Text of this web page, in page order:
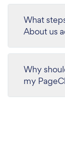
What
About us
Why
my